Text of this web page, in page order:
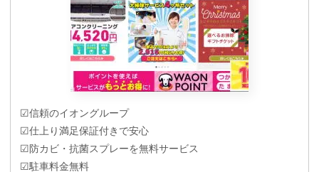
☑信頼のイオングループ
☑仕上り満足保証付きで安心
☑防カビ・抗菌スプレーを無料サービス
☑駐車料金無料